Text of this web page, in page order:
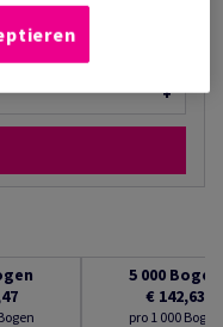
+
5 000 Bogen
€ 142,63
pro 1 000 Bogen